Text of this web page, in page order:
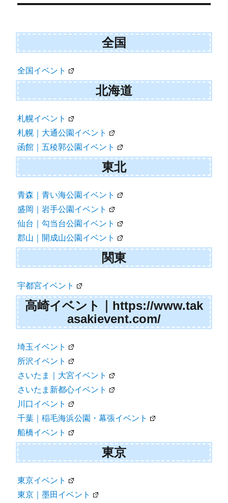
稿
ナ
ビ
ゲ
ー
シ
ョ
ン
全国
全国イベント
北海道
札幌イベント
札幌｜大通公園イベント
函館｜五稜郭公園イベント
東北
青森｜青い海公園イベント
盛岡｜岩手公園イベント
仙台｜勾当台公園イベント
郡山｜開成山公園イベント
関東
宇都宮イベント
高崎イベント｜https://www.tak
asakievent.com/
埼玉イベント
所沢イベント
さいたま｜大宮イベント
さいたま新都心イベント
川口イベント
千葉｜稲毛海浜公園・幕張イベント
船橋イベント
東京
東京イベント
東京｜墨田イベント